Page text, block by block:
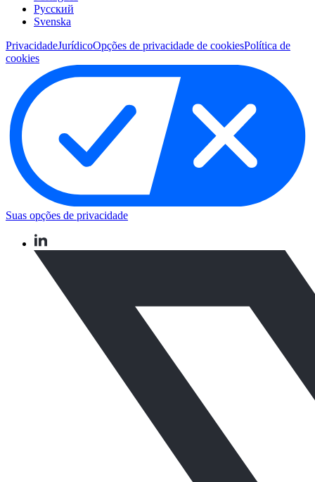
Pусский
Svenska
PrivacidadeJurídicoOpções de privacidade de cookiesPolítica de
cookies
Suas opções de privacidade